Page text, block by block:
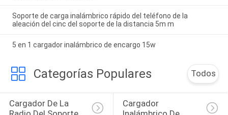
Soporte de carga inalámbrico rápido del teléfono de la
aleación del cinc del soporte de la distancia 5m m
5 en 1 cargador inalámbrico de encargo 15w
Categorías Populares Todos
Cargador De La
Cargador